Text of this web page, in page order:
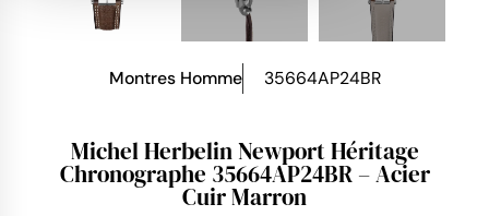
Montres Homme 35664AP24BR
Michel Herbelin Newport Héritage
Chronographe 35664AP24BR – Acier
Cuir Marron